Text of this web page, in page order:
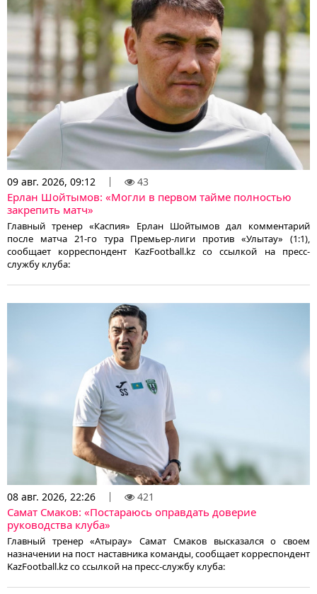
09 авг. 2026, 09:12 43
Ерлан Шойтымов: «Могли в первом тайме полностью
закрепить матч»
Главный тренер «Каспия» Ерлан Шойтымов дал комментарий
после матча 21-го тура Премьер-лиги против «Улытау» (1:1),
сообщает корреспондент KazFootball.kz со ссылкой на пресс-
службу клуба:
08 авг. 2026, 22:26 421
Самат Смаков: «Постараюсь оправдать доверие
руководства клуба»
Главный тренер «Атырау» Самат Смаков высказался о своем
назначении на пост наставника команды, сообщает корреспондент
KazFootball.kz со ссылкой на пресс-службу клуба: